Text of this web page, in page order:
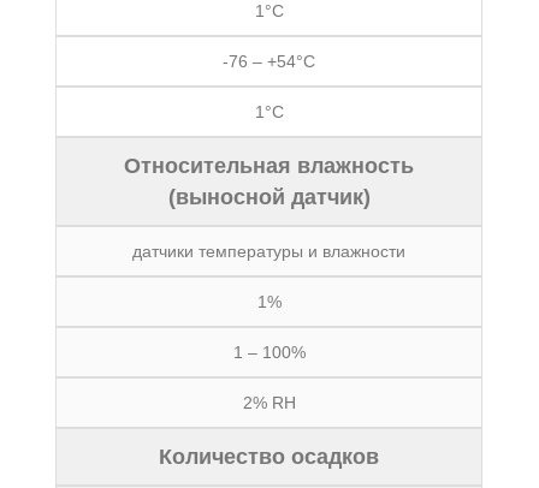
1°C
-76 – +54°C
1°C
Относительная влажность
(выносной датчик)
датчики температуры и влажности
1%
1 – 100%
2% RH
Количество осадков